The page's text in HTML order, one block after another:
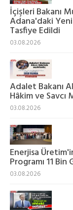
İçişleri Bakanı
Adana'daki
Tasfiye Edildi
03.08.2026
Adalet Bakanı
Hâkim ve
03.08.2026
Enerjisa
Programı 11 Bin
03.08.2026